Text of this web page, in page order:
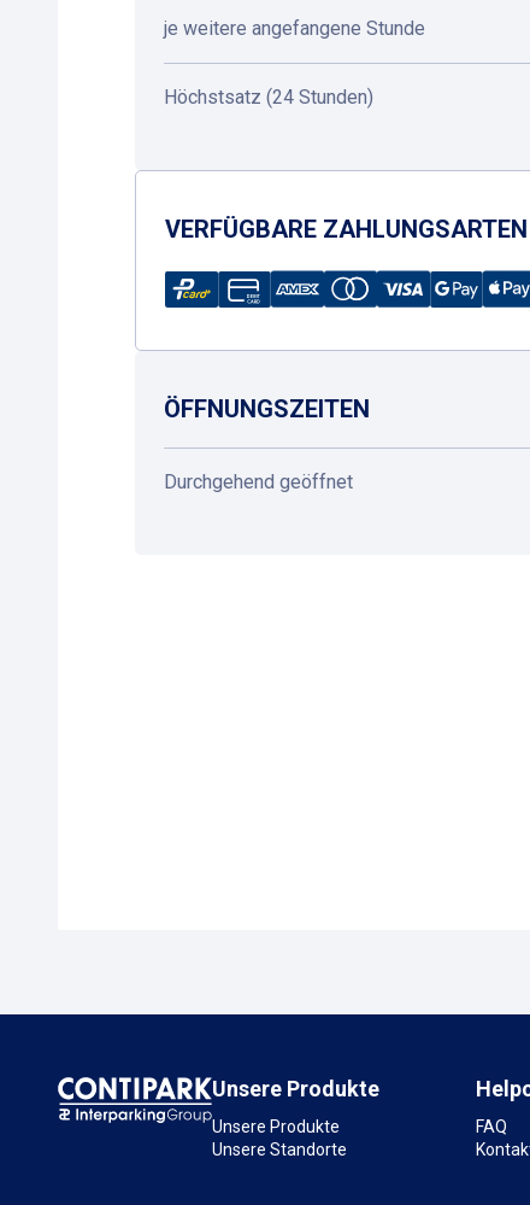
je weitere angefangene Stunde
Höchstsatz (24 Stunden)
VERFÜGBARE ZAHLUNGSARTEN
ÖFFNUNGSZEITEN
Durchgehend geöffnet
Unsere Produkte
Unsere Produkte
Unsere Standorte
FAQ